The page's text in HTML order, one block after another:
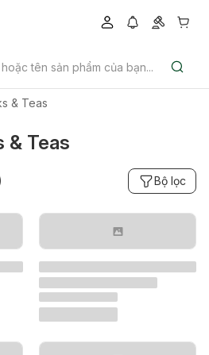
& Teas
& Teas
Bộ lọc